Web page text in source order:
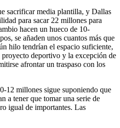
sacrificar media plantilla, y Dallas
para sacar 22 millones para
hacen un hueco de 10-
se añaden unos cuantos más que
hilo tendrían el espacio suficiente,
deportivo y la excepción de
afrontar un traspaso con los
12 millones sigue suponiendo que
a tener que tomar una serie de
igual de importantes. Las